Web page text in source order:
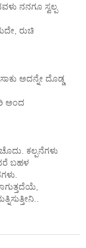
ನನಗೂ ಸ್ವಲ್ಪ
ರುಚಿ
ಅದನ್ನೇ ದೊಡ್ಡ
ಅಂದ
ಕಲ್ಪನೆಗಳು
ಬಹಳ